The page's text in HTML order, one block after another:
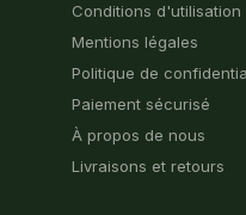
Conditions d'utilisation
Mentions légales
Politique de
Paiement sécurisé
À propos de nous
Livraisons et retours